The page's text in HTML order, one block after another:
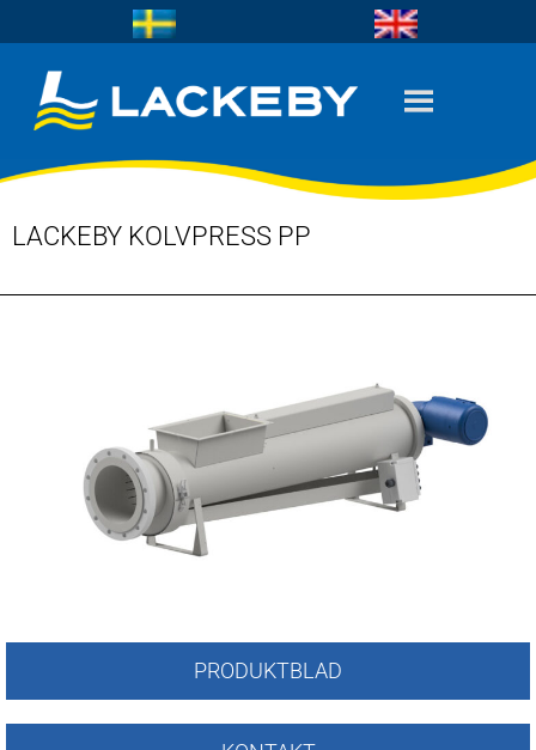
LACKEBY KOLVPRESS PP
PRODUKTBLAD